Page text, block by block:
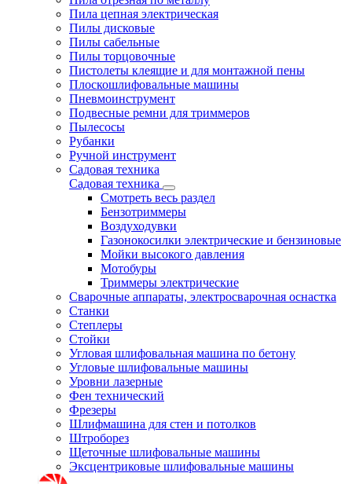
Пила цепная электрическая
Пилы дисковые
Пилы сабельные
Пилы торцовочные
Пистолеты клеящие и для монтажной пены
Плоскошлифовальные машины
Пневмоинструмент
Подвесные ремни для триммеров
Пылесосы
Рубанки
Ручной инструмент
Садовая техника
Садовая техника
Смотреть весь раздел
Бензотриммеры
Воздуходувки
Газонокосилки электрические и бензиновые
Мойки высокого давления
Мотобуры
Триммеры электрические
Сварочные аппараты, электросварочная оснастка
Станки
Степлеры
Стойки
Угловая шлифовальная машина по бетону
Угловые шлифовальные машины
Уровни лазерные
Фен технический
Фрезеры
Шлифмашина для стен и потолков
Штроборез
Щеточные шлифовальные машины
Эксцентриковые шлифовальные машины